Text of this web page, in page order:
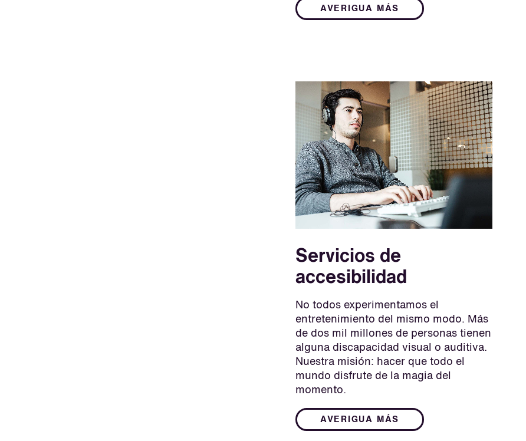
AVERIGUA MÁS
Servicios de
accesibilidad
No todos experimentamos el
entretenimiento del mismo modo. Más
de dos mil millones de personas tienen
alguna discapacidad visual o auditiva.
Nuestra misión: hacer que todo el
mundo disfrute de la magia del
momento.
AVERIGUA MÁS